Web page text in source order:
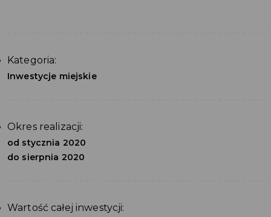
Kategoria:
Inwestycje miejskie
Okres realizacji:
od stycznia 2020
do sierpnia 2020
Wartość całej inwestycji: